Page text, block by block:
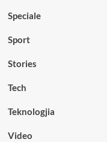
Speciale
Sport
Stories
Tech
Teknologjia
Video